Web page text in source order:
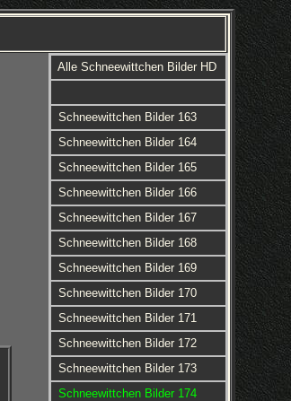
Alle Schneewittchen Bilder HD
Schneewittchen Bilder 163
Schneewittchen Bilder 164
Schneewittchen Bilder 165
Schneewittchen Bilder 166
Schneewittchen Bilder 167
Schneewittchen Bilder 168
Schneewittchen Bilder 169
Schneewittchen Bilder 170
Schneewittchen Bilder 171
Schneewittchen Bilder 172
Schneewittchen Bilder 173
Schneewittchen Bilder 174